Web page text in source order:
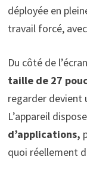
déployée en
travail forcé,
Du côté de
taille de 27
regarder devient
L’appareil
d’applications,
quoi réellement